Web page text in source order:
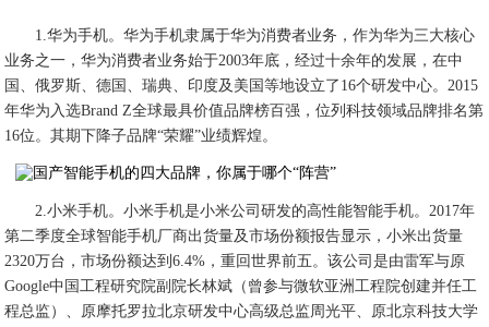
1.华为手机。华为手机隶属于华为消费者业务，作为华为三大核心
业务之一，华为消费者业务始于2003年底，经过十余年的发展，在中
国、俄罗斯、德国、瑞典、印度及美国等地设立了16个研发中心。2015
年华为入选Brand Z全球最具价值品牌榜百强，位列科技领域品牌排名第
16位。其期下降子品牌“荣耀”业绩辉煌。
2.小米手机。小米手机是小米公司研发的高性能智能手机。2017年
第二季度全球智能手机厂商出货量及市场份额报告显示，小米出货量
2320万台，市场份额达到6.4%，重回世界前五。该公司是由雷军与原
Google中国工程研究院副院长林斌（曾参与微软亚洲工程院创建并任工
程总监）、原摩托罗拉北京研发中心高级总监周光平、原北京科技大学